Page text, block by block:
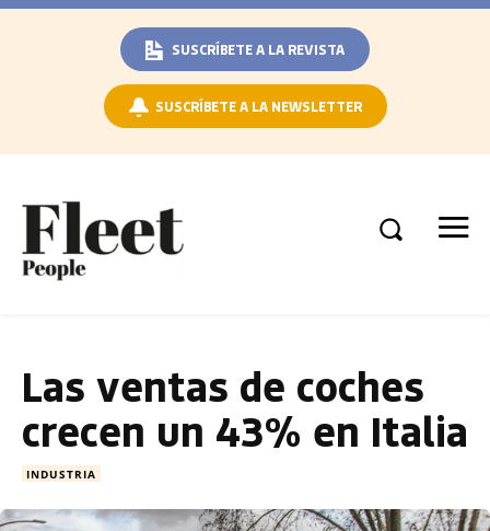
SUSCRÍBETE A LA REVISTA
SUSCRÍBETE A LA NEWSLETTER
Las ventas de coches
crecen un 43% en Italia
INDUSTRIA